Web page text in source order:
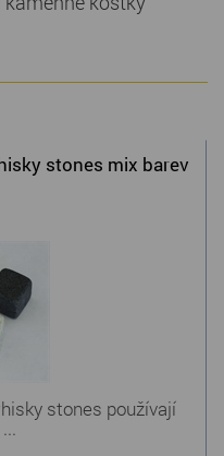
stones mix barev
stones používají